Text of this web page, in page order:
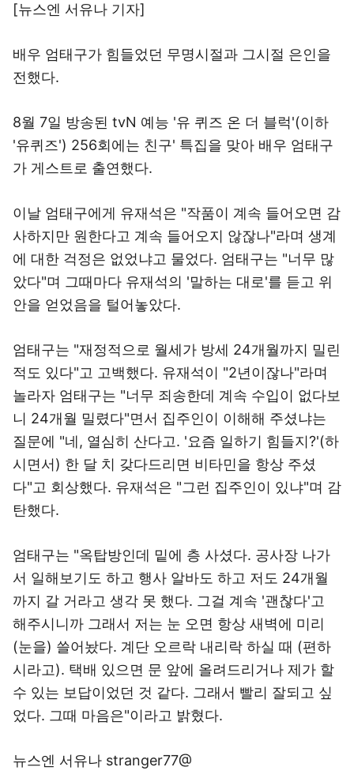
[뉴스엔 서유나 기자]
배우 엄태구가 힘들었던 무명시절과 그시절 은인을
전했다.
8월 7일 방송된 tvN 예능 '유 퀴즈 온 더 블럭'(이하
'유퀴즈') 256회에는 친구' 특집을 맞아 배우 엄태구
가 게스트로 출연했다.
이날 엄태구에게 유재석은 "작품이 계속 들어오면 감
사하지만 원한다고 계속 들어오지 않잖나"라며 생계
에 대한 걱정은 없었냐고 물었다. 엄태구는 "너무 많
았다"며 그때마다 유재석의 '말하는 대로'를 듣고 위
안을 얻었음을 털어놓았다.
엄태구는 "재정적으로 월세가 방세 24개월까지 밀린
적도 있다"고 고백했다. 유재석이 "2년이잖나"라며
놀라자 엄태구는 "너무 죄송한데 계속 수입이 없다보
니 24개월 밀렸다"면서 집주인이 이해해 주셨냐는
질문에 "네, 열심히 산다고. '요즘 일하기 힘들지?'(하
시면서) 한 달 치 갖다드리면 비타민을 항상 주셨
다"고 회상했다. 유재석은 "그런 집주인이 있냐"며 감
탄했다.
엄태구는 "옥탑방인데 밑에 층 사셨다. 공사장 나가
서 일해보기도 하고 행사 알바도 하고 저도 24개월
까지 갈 거라고 생각 못 했다. 그걸 계속 '괜찮다'고
해주시니까 그래서 저는 눈 오면 항상 새벽에 미리
(눈을) 쓸어놨다. 계단 오르락 내리락 하실 때 (편하
시라고). 택배 있으면 문 앞에 올려드리거나 제가 할
수 있는 보답이었던 것 같다. 그래서 빨리 잘되고 싶
었다. 그때 마음은"이라고 밝혔다.
뉴스엔 서유나 stranger77@